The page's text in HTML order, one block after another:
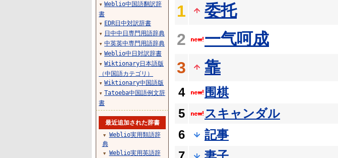
1
委托
2
一气呵成
3
靠
4
围棋
5
スキャンダル
6
記事
▼ Weblio中国語翻訳辞
書
▼ EDR日中対訳辞書
▼ 日中中日専門用語辞典
▼ 中英英中専門用語辞典
▼ Weblio中日対訳辞書
▼ Wiktionary日本語版
（中国語カテゴリ）
▼ Wiktionary中国語版
▼ Tatoeba中国語例文辞
書
最近追加された辞書
▼
Weblio実用類語辞
典
▼
Weblio実用英語辞